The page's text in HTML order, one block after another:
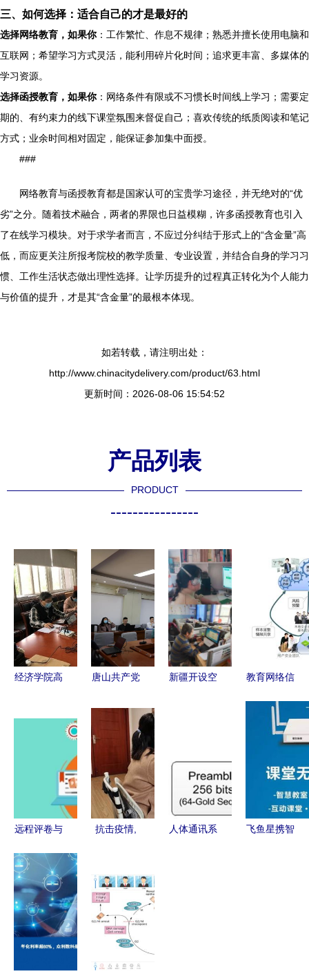
三、如何选择：适合自己的才是最好的
选择网络教育，如果你：工作繁忙、作息不规律；熟悉并擅长使用电脑和
互联网；希望学习方式灵活，能利用碎片化时间；追求更丰富、多媒体的
学习资源。
选择函授教育，如果你：网络条件有限或不习惯长时间线上学习；需要定
期的、有约束力的线下课堂氛围来督促自己；喜欢传统的纸质阅读和笔记
方式；业余时间相对固定，能保证参加集中面授。
###
网络教育与函授教育都是国家认可的宝贵学习途径，并无绝对的“优
劣”之分。随着技术融合，两者的界限也日益模糊，许多函授教育也引入
了在线学习模块。对于求学者而言，不应过分纠结于形式上的“含金量”高
低，而应更关注所报考院校的教学质量、专业设置，并结合自身的学习习
惯、工作生活状态做出理性选择。让学历提升的过程真正转化为个人能力
与价值的提升，才是其“含金量”的最根本体现。
如若转载，请注明出处：
http://www.chinacitydelivery.com/product/63.html
更新时间：2026-08-06 15:54:52
产品列表
PRODUCT
----------------
经济学院高
2020年研
远程技术教
育护航公平
与公正
唐山共产党
网络远程技
术教育 赋
能党员成长
新路径
新疆开设空
络远程技术
教育的创新
实践
教育网络信
闭环思维与
远程技术筑
远程评卷与
网络阅卷系
统 减轻评
阅人员负担
的教育技术
抗击疫情,
保障线上教
学质量,重
庆医药高等
人体通讯系
飞鱼星携智